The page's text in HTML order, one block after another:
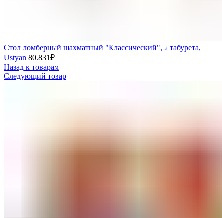
Стол ломберный шахматный "Классический", 2 табурета,
Ustyan 80.831₽
Назад к товарам
Следующий товар